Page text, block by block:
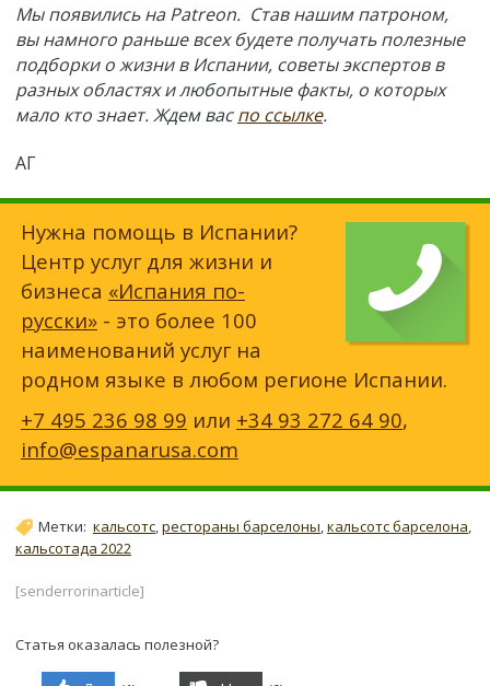
Мы появились на Patreon. Став нашим патроном,
вы намного раньше всех будете получать полезные
подборки о жизни в Испании, советы экспертов в
разных областях и любопытные факты, о которых
мало кто знает. Ждем васпо ссылке.
АГ
Нужна помощь в Испании?
Центр услуг для жизни и
бизнеса «Испания по-
русски» - это более 100
наименований услуг на
родном языке в любом регионе Испании.
+7 495 236 98 99 или +34 93 272 64 90,
info@espanarusa.com
Метки: кальсотс,рестораны барселоны,кальсотс барселона,
кальсотада 2022
[senderrorinarticle]
Статья оказалась полезной?